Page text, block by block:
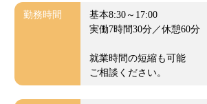
勤務時間
基本8:30～17:00
実働7時間30分／休憩60分
就業時間の短縮も可能
ご相談ください。